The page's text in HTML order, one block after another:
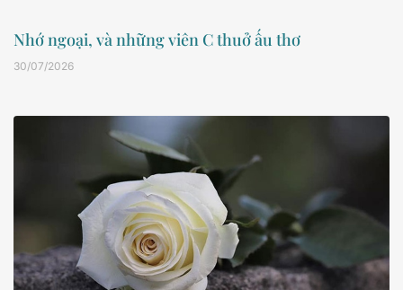
Nhớ ngoại, và những viên C thuở ấu thơ
30/07/2026